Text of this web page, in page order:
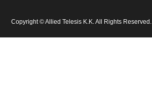
Copyright © Allied Telesis K.K. All Rights Reserved.